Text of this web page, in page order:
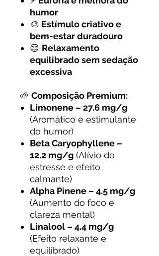
humor
🎨 Estímulo criativo e
bem-estar duradouro
😌 Relaxamento
equilibrado sem sedação
excessiva
🌱 Composição Premium:
Limonene – 27.6 mg/g
(Aromático e estimulante
do humor)
Beta Caryophyllene –
12.2 mg/g (Alívio do
estresse e efeito
calmante)
Alpha Pinene – 4.5 mg/g
(Aumento do foco e
clareza mental)
Linalool – 4.4 mg/g
(Efeito relaxante e
equilibrado)